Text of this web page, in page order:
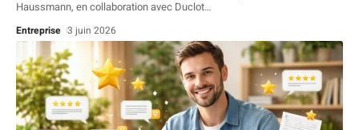
Haussmann, en collaboration avec Duclot…
Entreprise 3 juin 2026